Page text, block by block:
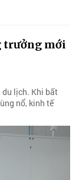
trưởng mới
du lịch. Khi bất
nổ, kinh tế